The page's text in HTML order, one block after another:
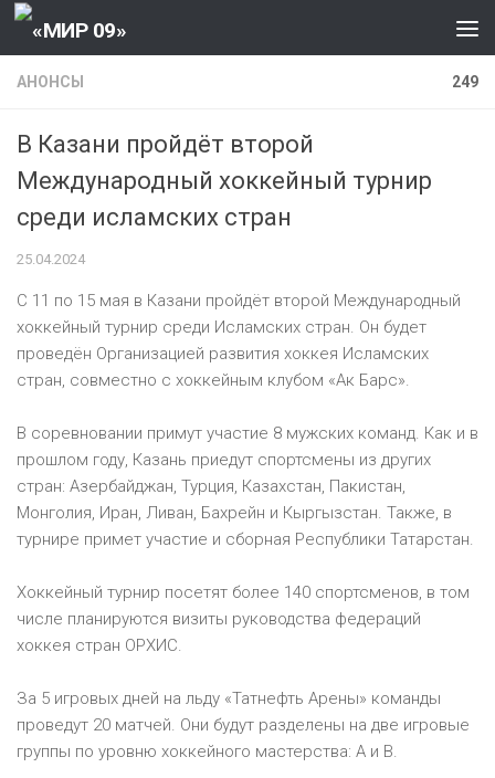
Перейти к содержанию
АНОНСЫ 249
В Казани пройдёт второй
Международный хоккейный турнир
среди исламских стран
25.04.2024
С 11 по 15 мая в Казани пройдёт второй Международный
хоккейный турнир среди Исламских стран. Он будет
проведён Организацией развития хоккея Исламских
стран, совместно с хоккейным клубом «Ак Барс».
В соревновании примут участие 8 мужских команд. Как и в
прошлом году, Казань приедут спортсмены из других
стран: Азербайджан, Турция, Казахстан, Пакистан,
Монголия, Иран, Ливан, Бахрейн и Кыргызстан. Также, в
турнире примет участие и сборная Республики Татарстан.
Хоккейный турнир посетят более 140 спортсменов, в том
числе планируются визиты руководства федераций
хоккея стран ОРХИС.
За 5 игровых дней на льду «Татнефть Арены» команды
проведут 20 матчей. Они будут разделены на две игровые
группы по уровню хоккейного мастерства: А и В.